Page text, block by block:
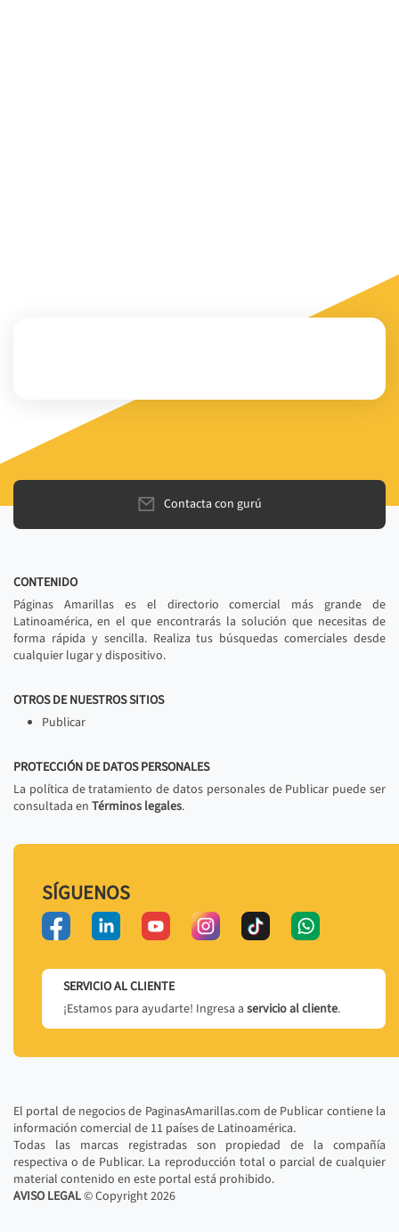
Contacta con gurú
CONTENIDO
Páginas Amarillas es el directorio comercial más grande de
Latinoamérica, en el que encontrarás la solución que necesitas de
forma rápida y sencilla. Realiza tus búsquedas comerciales desde
cualquier lugar y dispositivo.
OTROS DE NUESTROS SITIOS
Publicar
PROTECCIÓN DE DATOS PERSONALES
La política de tratamiento de datos personales de Publicar puede ser
consultada en Términos legales.
SÍGUENOS
SERVICIO AL CLIENTE
¡Estamos para ayudarte! Ingresa a servicio al cliente.
El portal de negocios de PaginasAmarillas.com de Publicar contiene la
información comercial de 11 países de Latinoamérica.
Todas las marcas registradas son propiedad de la compañía
respectiva o de Publicar. La reproducción total o parcial de cualquier
material contenido en este portal está prohibido.
AVISO LEGAL© Copyright2026